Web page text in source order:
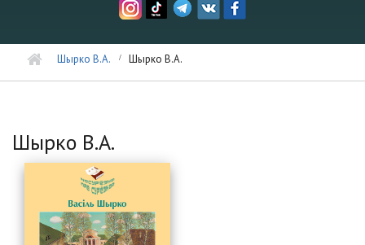
Шырко В.А. Шырко В.А.
Шырко В.А.